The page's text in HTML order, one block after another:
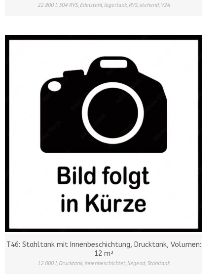
22.800 l, 304 RVS,Edelstahl, lagertank,RVS,stehend, V2A
T46: Stahltank mit Innenbeschichtung, Drucktank, Volumen:
12 m³
12.000 l,Drucktank, innenbeschichtet, liegend,Stahltank